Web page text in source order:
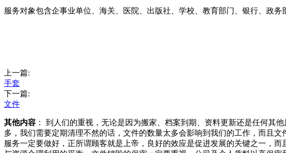
服务对象包含企事业单位、海关、医院、出版社、学校、教育部门、银行、政务
上一篇:
手套
下一篇:
文件
其他内容 ： 到人们的重视，无论是因为搬家、档案到期、资料更新还是任何其
多，我们需要定期清理不然的话，文件的数量太多会影响到我们的工作，而且
服务一定要做好，正所谓顾客就是上帝，良好的效应是促进发展的关键之一，